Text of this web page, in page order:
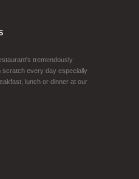
tremendously
scratch every day especially
lunch or dinner at our